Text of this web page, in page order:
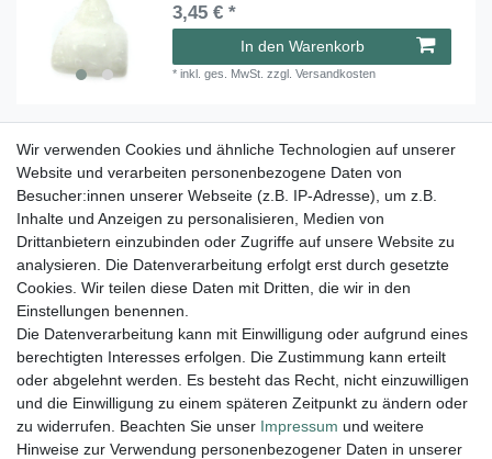
3,45 € *
In den Warenkorb
*inkl. ges. MwSt. zzgl.Versandkosten
Buddha-Anhänger mit Silberöse, Achat hell, 20
mm
3,95 € *
In den Warenkorb
*inkl. ges. MwSt. zzgl.Versandkosten
Lieferung und Versand
Impressum Daten­schutz­erklärung AGB
Wir verwenden Cookies und ähnliche Technologien auf unserer
Website und verarbeiten personenbezogene Daten von
Besucher:innen unserer Webseite (z.B. IP-Adresse), um z.B.
Inhalte und Anzeigen zu personalisieren, Medien von
Drittanbietern einzubinden oder Zugriffe auf unsere Website zu
analysieren. Die Datenverarbeitung erfolgt erst durch gesetzte
Cookies. Wir teilen diese Daten mit Dritten, die wir in den
Einstellungen benennen.
Die Datenverarbeitung kann mit Einwilligung oder aufgrund eines
berechtigten Interesses erfolgen. Die Zustimmung kann erteilt
oder abgelehnt werden. Es besteht das Recht, nicht einzuwilligen
und die Einwilligung zu einem späteren Zeitpunkt zu ändern oder
zu widerrufen. Beachten Sie unser Impressum und weitere
Hinweise zur Verwendung personenbezogener Daten in unserer